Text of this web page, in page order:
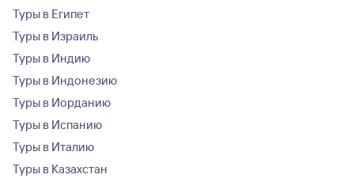
Туры в Египет
Туры в Израиль
Туры в Индию
Туры в Индонезию
Туры в Иорданию
Туры в Испанию
Туры в Италию
Туры в Казахстан